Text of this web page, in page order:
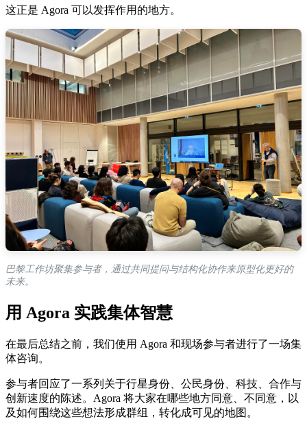
这正是 Agora 可以发挥作用的地方。
巴黎工作坊聚集参与者，通过共同提问与结构化协作来原型化更好的
未来。
用 Agora 实践集体智慧
在最后总结之前，我们使用 Agora 和现场参与者进行了一场集
体咨询。
参与者回应了一系列关于行星身份、公民身份、科技、合作与
创新速度的陈述。Agora 将大家在哪些地方同意、不同意，以
及如何围绕这些想法形成群组，转化成可见的地图。